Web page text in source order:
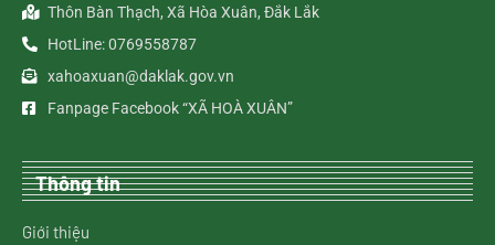
Thôn Bàn Thạch, Xã Hòa Xuân, Đắk Lắk
HotLine: 0769558787
xahoaxuan@daklak.gov.vn
Fanpage Facebook “XÃ HOÀ XUÂN”
Thông tin
Giới thiệu